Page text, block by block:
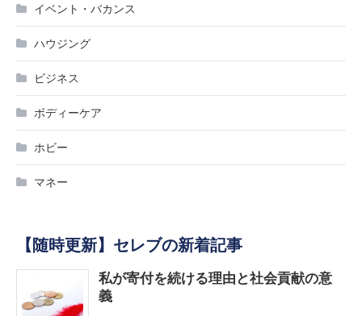
イベント・バカンス
ハウジング
ビジネス
ボディーケア
ホビー
マネー
【随時更新】セレブの新着記事
私が寄付を続ける理由と社会貢献の意
義